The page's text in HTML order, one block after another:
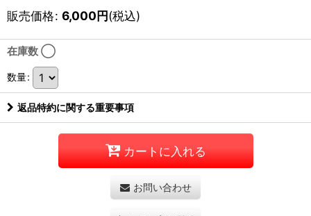
販売価格: 6,000円(税込)
在庫数 ◯
数量:
返品特約に関する重要事項
カートに入れる
お問い合わせ